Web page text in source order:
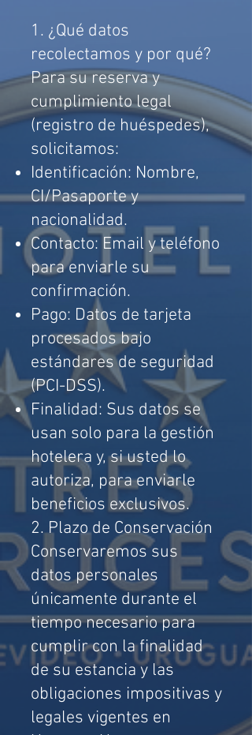
1. ¿Qué datos
recolectamos y por qué?
Para su reserva y
cumplimiento legal
(registro de huéspedes),
solicitamos:
Identificación: Nombre,
CI/Pasaporte y
nacionalidad.
Contacto: Email y teléfono
para enviarle su
confirmación.
Pago: Datos de tarjeta
procesados bajo
estándares de seguridad
(PCI-DSS).
Finalidad: Sus datos se
usan solo para la gestión
hotelera y, si usted lo
autoriza, para enviarle
beneficios exclusivos.
2. Plazo de Conservación
Conservaremos sus
datos personales
únicamente durante el
tiempo necesario para
cumplir con la finalidad
de su estancia y las
obligaciones impositivas y
legales vigentes en